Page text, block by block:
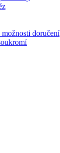
doručení